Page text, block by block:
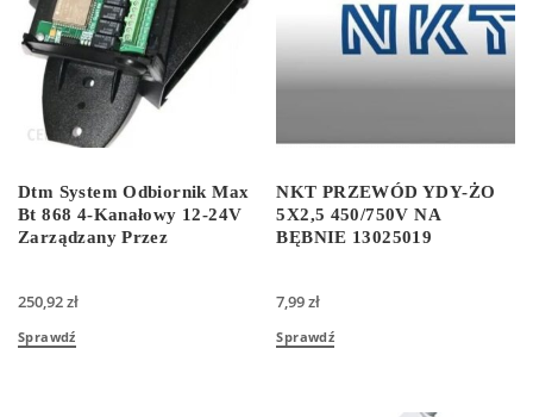
Dtm System Odbiornik Max
Bt 868 4-Kanałowy 12-24V
Zarządzany Przez
250,92zł
Sprawdź
NKT PRZEWÓD YDY-ŻO
5X2,5 450/750V NA
BĘBNIE 13025019
7,99zł
Sprawdź